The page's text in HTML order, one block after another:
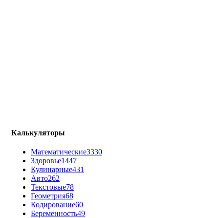
Калькуляторы
Математические3330
Здоровье1447
Кулинарные431
Авто262
Текстовые78
Геометрия68
Кодирование60
Беременность49